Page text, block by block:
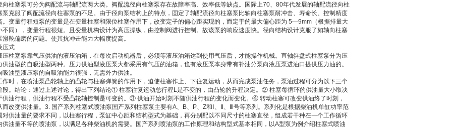
向柱塞泵可分为阀配流与轴配流两大类。阀配流径向柱塞泵存在故障率高、效率低等缺点。国际上70、80年代发展的轴配流径向柱
泵克服了阀配流径向柱塞泵的不足。由于径向泵结构上的特点，固定了轴配流径向柱塞泵比轴向柱塞泵耐冲击、寿命长、控制精度
。变量行程短泵的变量是在变量柱塞和限位柱塞作用下，改变定子的偏心距实现的，而定于的最大偏心距为 5—9mm（根据排量大
不同），变量行程很短。且变量机构设计为高压操纵，由控制阀进行控制。故该泵的响应速度快。径向结构设计克服了如轴向柱塞
滑靴偏磨的问题。使其抗冲击能力大幅度提高。
压式
压柱塞泵靠气压供油的液压油箱，在每次启动机器后，必须等液压油箱达到使用气压后，才能操作机械。直轴斜盘式柱塞泵分为压
供油型的自吸油型两种。压力供油型液压泵大都采用有气压的油箱，也有液压泵本身带有补油分泵向液压泵进油口提供压力油的。
吸油型液压泵的自吸油能力很强，无需外力供油。
作时，在喷油泵凸轮轴上的凸轮与柱塞弹簧的作用下，迫使柱塞作上、下往复运动，从而完成泵油任务，泵油过程可分为以下三个
段。结论：通过上述讨论，得出下列结论① 柱塞往复运动总行程L是不变的，由凸轮的升程决定。② 柱塞每循环的供油量大小取决
供油行程，供油行程不受凸轮轴控制是可变的。③ 供油开始时刻不随供油行程的变化而变化。④ 转动柱塞可改变供油终了时刻，
而改变供油量。3. 国产系列柱塞式喷油泵国产系列柱塞泵主要有A、B、P、Z和Ⅰ、Ⅱ、Ⅲ号等系列。系列化是根据柴油机单缸功率范
对供油量的要求不同，以柱塞行程，泵缸中心距和结构型式为基础，再分别配以不同尺寸的柱塞直径，组成若干种在一个工作循环
供油量不等的喷油泵，以满足各种柴油机的需要。国产系列喷油泵的工作原理和结构型式基本相同，以A型泵为例介绍柱塞式喷油